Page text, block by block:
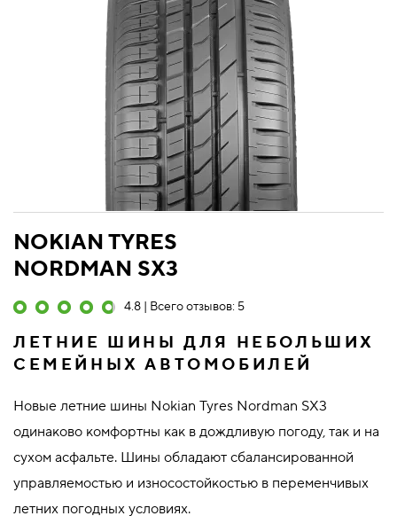
NOKIAN TYRES
NORDMAN SX3
4.8 | Всего отзывов: 5
ЛЕТНИЕ ШИНЫ ДЛЯ НЕБОЛЬШИХ
СЕМЕЙНЫХ АВТОМОБИЛЕЙ
Новые летние шины Nokian Tyres Nordman SX3
одинаково комфортны как в дождливую погоду, так и на
сухом асфальте. Шины обладают сбалансированной
управляемостью и износостойкостью в переменчивых
летних погодных условиях.